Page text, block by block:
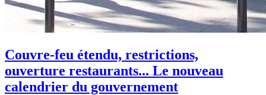
Couvre-feu étendu, restrictions,
ouverture restaurants... Le nouveau
calendrier du gouvernement